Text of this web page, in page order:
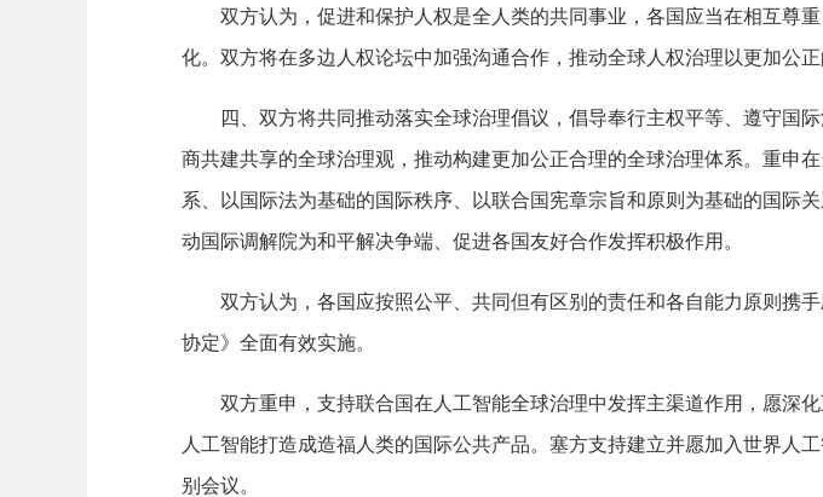
双方认为，促进和保护人权是全人类的共同事业，各国应当在相互尊
化。双方将在多边人权论坛中加强沟通合作，推动全球人权治理以更加公正
四、双方将共同推动落实全球治理倡议，倡导奉行主权平等、遵守国
商共建共享的全球治理观，推动构建更加公正合理的全球治理体系。重申
系、以国际法为基础的国际秩序、以联合国宪章宗旨和原则为基础的国际
动国际调解院为和平解决争端、促进各国友好合作发挥积极作用。
双方认为，各国应按照公平、共同但有区别的责任和各自能力原则携
协定》全面有效实施。
双方重申，支持联合国在人工智能全球治理中发挥主渠道作用，愿深
人工智能打造成造福人类的国际公共产品。塞方支持建立并愿加入世界人
别会议。